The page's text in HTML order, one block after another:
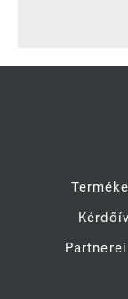
Kérdőív